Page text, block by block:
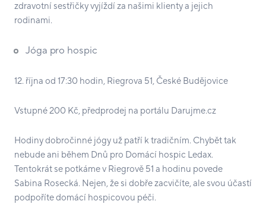
zdravotní sestřičky vyjíždí za našimi klienty a jejich
rodinami.
Jóga pro hospic
12. října od 17:30 hodin, Riegrova 51, České Budějovice
Vstupné 200 Kč, předprodej na portálu Darujme.cz
Hodiny dobročinné jógy už patří k tradičním. Chybět tak
nebude ani během Dnů pro Domácí hospic Ledax.
Tentokrát se potkáme v Riegrově 51 a hodinu povede
Sabina Rosecká. Nejen, že si dobře zacvičíte, ale svou účastí
podpoříte domácí hospicovou péči.